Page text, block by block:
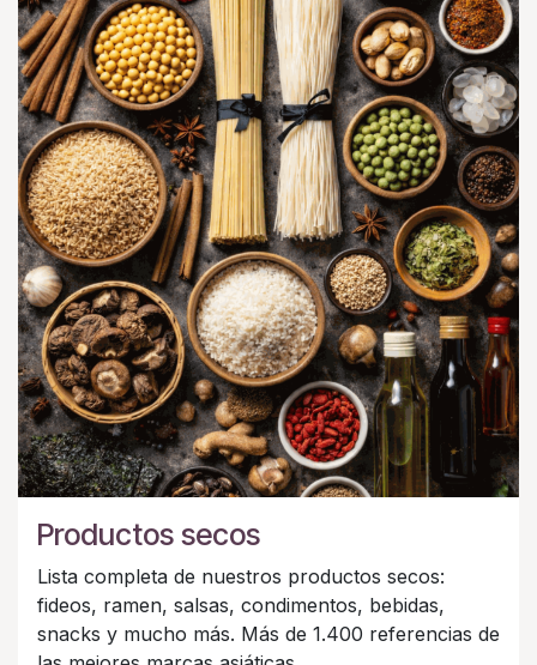
Productos secos
Lista completa de nuestros productos secos:
fideos, ramen, salsas, condimentos, bebidas,
snacks y mucho más. Más de 1.400 referencias de